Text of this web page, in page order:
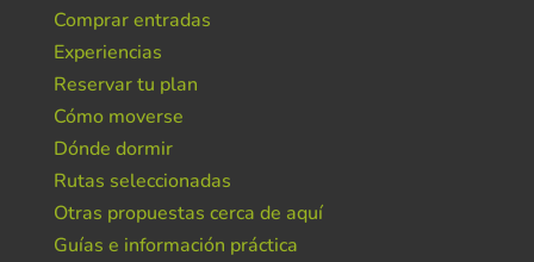
Comprar entradas
Experiencias
Reservar tu plan
Cómo moverse
Dónde dormir
Rutas seleccionadas
Otras propuestas cerca de aquí
Guías e información práctica